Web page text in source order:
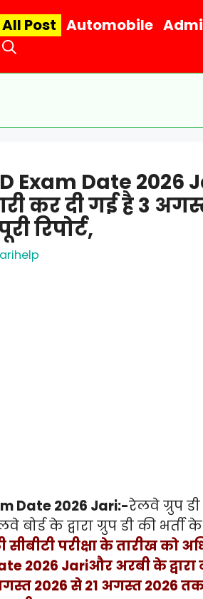
All Post Automobile
Exam Date 2026
कर दी गई है 3
रिपोर्ट,
Date 2026 Jari:-रेलवे ग्रुप
बोर्ड के द्वारा ग्रुप डी की
सीबीटी परीक्षा के तारीख को
2026 Jariऔर अरबी के
अगस्त 2026 से 21 अगस्त 2026